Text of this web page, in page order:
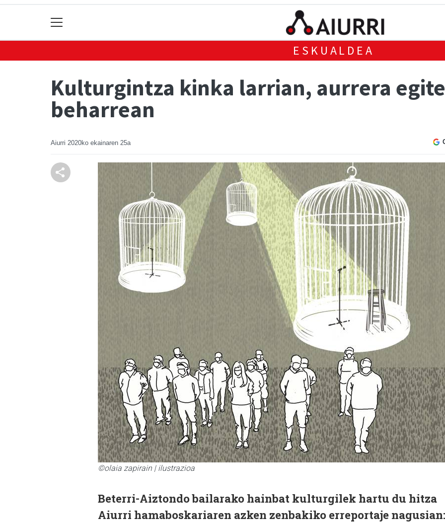
ESKUALDEA
Kulturgintza kinka larrian, aurrera
beharrean
Aiurri 2020ko ekainaren 25a
©olaia zapirain | ilustrazioa
Beterri-Aiztondo bailarako hainbat kulturgilek hartu du hitza
Aiurri hamaboskariaren azken zenbakiko erreportaje nagusian: